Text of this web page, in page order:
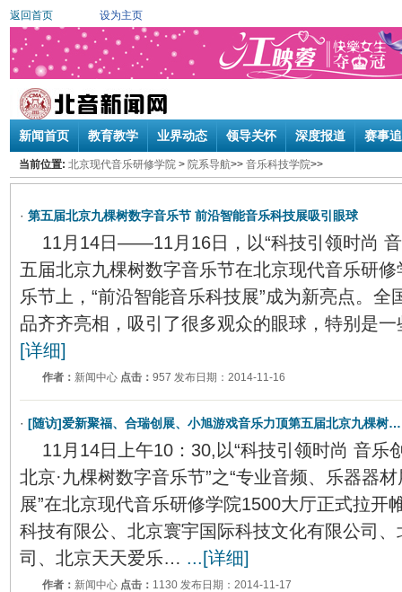
返回首页 设为主页
新闻首页 教育教学 业界动态 领导关怀 深度报道 赛事
当前位置: 北京现代音乐研修学院 > 院系导航>> 音乐科技学院>>
· 第五届北京九棵树数字音乐节 前沿智能音乐科技展吸引眼球
11月14日——11月16日，以“科技引领时尚
五届北京九棵树数字音乐节在北京现代音乐研
乐节上，“前沿智能音乐科技展”成为新亮点。
品齐齐亮相，吸引了很多观众的眼球，特别是
[详细]
作者： 新闻中心 点击： 957 发布日期：2014-11-16
· [随访]爱新聚福、合瑞创展、小旭游戏音乐力顶第五届北京九棵树…
11月14日上午10：30,以“科技引领时尚 音乐
北京·九棵树数字音乐节”之“专业音频、乐器器
展”在北京现代音乐研修学院1500大厅正式拉开
科技有限公、北京寰宇国际科技文化有限公司
司、北京天天爱乐… ...[详细]
作者： 新闻中心 点击： 1130 发布日期：2014-11-17